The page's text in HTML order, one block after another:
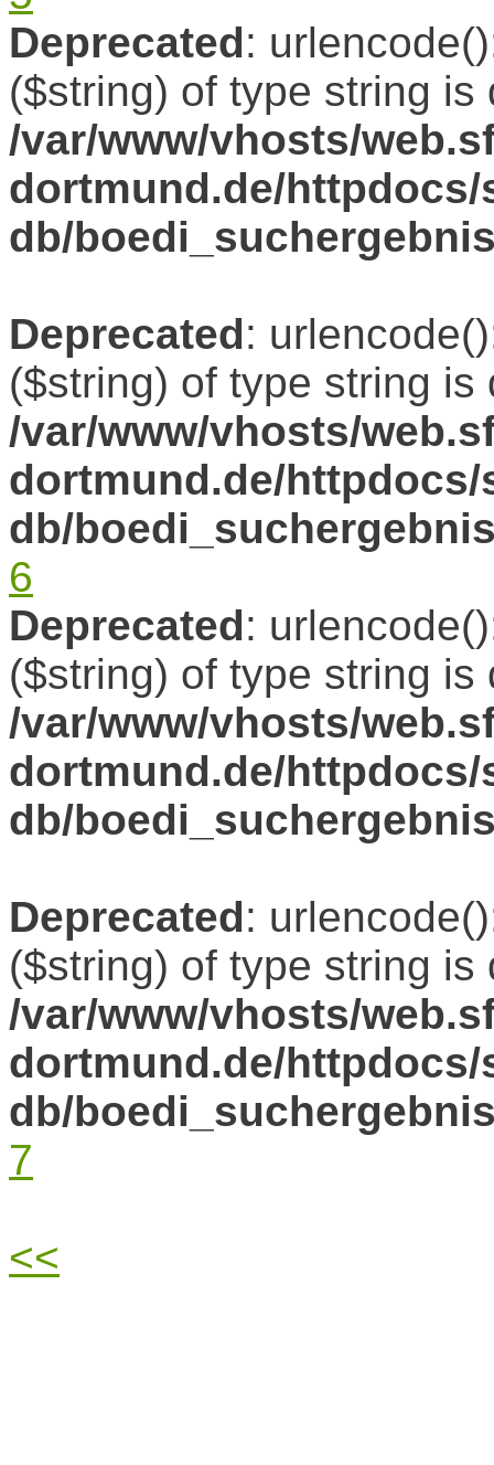
Deprecated:
($string) of type string is
/var/www/vhosts/
dortmund.de/httpdocs/
db/
Deprecated:
($string) of type string is
/var/www/vhosts/
dortmund.de/httpdocs/
db/
6
Deprecated:
($string) of type string is
/var/www/vhosts/
dortmund.de/httpdocs/
db/
Deprecated:
($string) of type string is
/var/www/vhosts/
dortmund.de/httpdocs/
db/
7
<<